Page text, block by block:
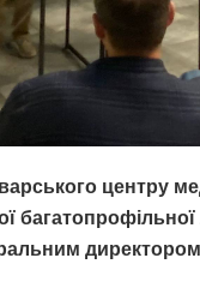
центру
директором